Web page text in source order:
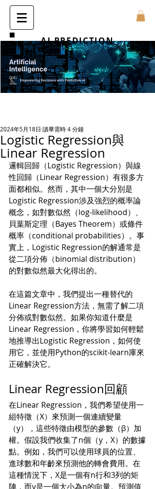
AI PREDICTION
Logistic Regression與
Linear Regression
2024年5月18日 讀畢需時 4 分鐘
邏輯回歸（Logistic Regression）與線
性回歸（Linear Regression）有很多方
面都相似。然而，其中一個大分別是
Logistic Regression涉及強烈的概率論
概念，如對數似然（log-likelihood）、
貝葉斯定理（Bayes Theorem）或條件
概率（conditional probabilities）。事
實上，Logistic Regression的解通常是
從二項分佈（binomial distribution）
的對數似然最大化得出的。
在這篇文章中，我們提出一種替代的
Linear Regression方法，無需了解二項
分佈或對數似然。如果你知道什麼是
Linear Regression，你將學習如何輕鬆
地推導出Logistic Regression，如何使
用它，並使用Python的scikit-learn庫來
正確解決它。
Linear Regression回顧
在Linear Regression，我們希望使用一
組特徵（X）來預測一個連續變量
（y），這些特徵由模型的參數（β）加
權。假設我們收集了n個（y，X）的數據
點。例如，我們可以使用球員的位置、
進球數和年齡來預測他的轉會費用。在
這種情況下，X是一個有n行和3列的矩
陣，而y是一個大小為n的向量。預測值